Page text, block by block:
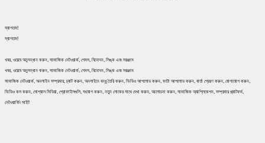
স্বাগতম!
স্বাগতম!
খবর, ওয়েবে অনুসন্ধান করুন, সামাজিক নেটওয়ার্ক, গেমস, বিনোদন, লিঙ্ক এবং সরঞ্জাম
খবর, ওয়েবে অনুসন্ধান করুন, সামাজিক নেটওয়ার্ক, গেমস, বিনোদন, লিঙ্ক এবং সরঞ্জাম
সামাজিক নেটওয়ার্ক, অনলাইন সম্প্রদায়, চ্যাট করুন, অনলাইনে বন্ধু তৈরি করুন, ভিডিও আপলোড করুন, ফটো আপলোড করুন, বার্তা প্রেরণ করুন, যোগাযোগ করুন,
ভিডিও কল করুন, সোশ্যাল মিডিয়া, প্রোফাইলগুলি, সংযোগ করুন, নতুন লোকের সাথে দেখা করুন, আলোচনা করুন, সামাজিক অ্যাপ্লিকেশন, সম্প্রদায় প্ল্যাটফর্ম,
নেটওয়ার্কিং সাইট